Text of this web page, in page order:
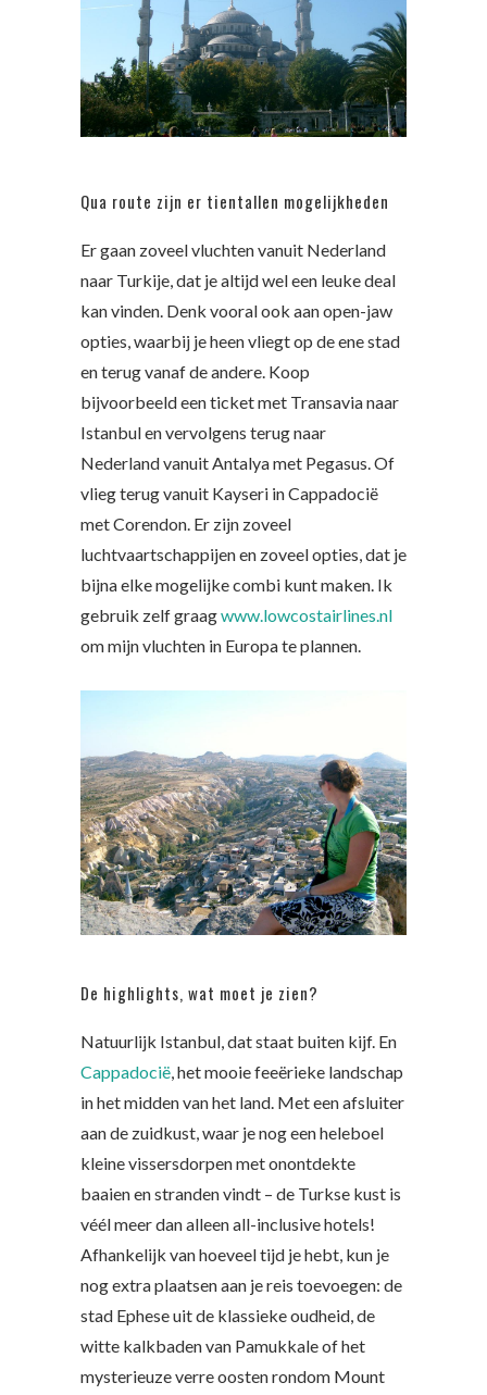
Qua route zijn er tientallen mogelijkheden
Er gaan zoveel vluchten vanuit Nederland
naar Turkije, dat je altijd wel een leuke deal
kan vinden. Denk vooral ook aan open-jaw
opties, waarbij je heen vliegt op de ene stad
en terug vanaf de andere. Koop
bijvoorbeeld een ticket met Transavia naar
Istanbul en vervolgens terug naar
Nederland vanuit Antalya met Pegasus. Of
vlieg terug vanuit Kayseri in Cappadocië
met Corendon. Er zijn zoveel
luchtvaartschappijen en zoveel opties, dat je
bijna elke mogelijke combi kunt maken. Ik
gebruik zelf graagwww.lowcostairlines.nl
om mijn vluchten in Europa te plannen.
De highlights, wat moet je zien?
Natuurlijk Istanbul, dat staat buiten kijf. En
Cappadocië, het mooie feeërieke landschap
in het midden van het land. Met een afsluiter
aan de zuidkust, waar je nog een heleboel
kleine vissersdorpen met onontdekte
baaien en stranden vindt – de Turkse kust is
véél meer dan alleen all-inclusive hotels!
Afhankelijk van hoeveel tijd je hebt, kun je
nog extra plaatsen aan je reis toevoegen: de
stad Ephese uit de klassieke oudheid, de
witte kalkbaden van Pamukkale of het
mysterieuze verre oosten rondom Mount